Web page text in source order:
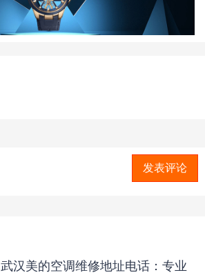
发表评论
武汉美的空调维修地址电话：专业